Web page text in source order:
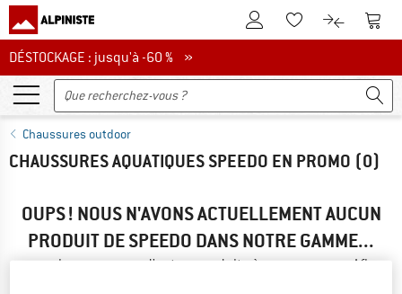
Vers le compte client
Vers la liste
Vers le
DÉSTOCKAGE : jusqu'à -60 %
DÉSTOCKAGE : jusqu'à -60 % »
Chaussures outdoor
CHAUSSURES AQUATIQUES SPEEDO EN PROMO (0)
OUPS ! NOUS N'AVONS ACTUELLEMENT AUCUN
PRODUIT DE SPEEDO DANS NOTRE GAMME...
... mais nous avons d'autres produits à vous proposer. Afin